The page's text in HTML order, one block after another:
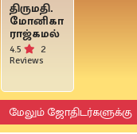
திருமதி.
மோனிகா
ராஜ்கமல்
4.5
2
Reviews
மேலும் ஜோதிடர்களுக்கு